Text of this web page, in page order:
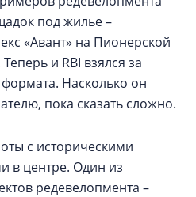
под жилье –
«Авант» на Пионерской
и RBI взялся за
Насколько он
пока сказать сложно.
с историческими
в центре. Один из
редевелопмента –